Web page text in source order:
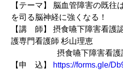
【テーマ】 脳血管障害の既往
を司る脳神経に強くなる！
【講 師】 摂食嚥下障害看護
護専門看護師 杉山理恵
摂食嚥下障害看護認
【申 込】 https://forms.gle/